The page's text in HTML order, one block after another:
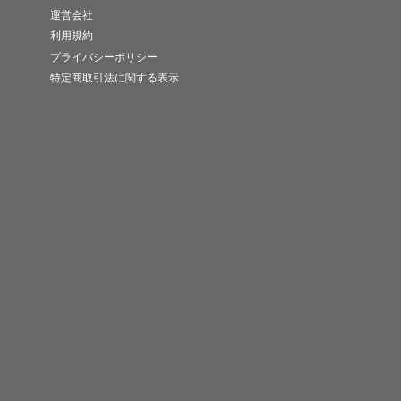
運営会社
利用規約
プライバシーポリシー
特定商取引法に関する表示